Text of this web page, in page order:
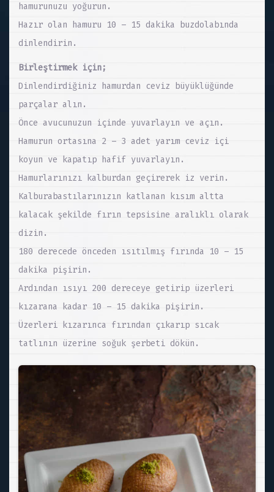
hamurunuzu yoğurun.
Hazır olan hamuru 10 – 15 dakika buzdolabında
dinlendirin.
Birleştirmek için;
Dinlendirdiğiniz hamurdan ceviz büyüklüğünde
parçalar alın.
Önce avucunuzun içinde yuvarlayın ve açın.
Hamurun ortasına 2 – 3 adet yarım ceviz içi
koyun ve kapatıp hafif yuvarlayın.
Hamurlarınızı kalburdan geçirerek iz verin.
Kalburabastılarınızın katlanan kısım altta
kalacak şekilde fırın tepsisine aralıklı olarak
dizin.
180 derecede önceden ısıtılmış fırında 10 – 15
dakika pişirin.
Ardından ısıyı 200 dereceye getirip üzerleri
kızarana kadar 10 – 15 dakika pişirin.
Üzerleri kızarınca fırından çıkarıp sıcak
tatlının üzerine soğuk şerbeti dökün.